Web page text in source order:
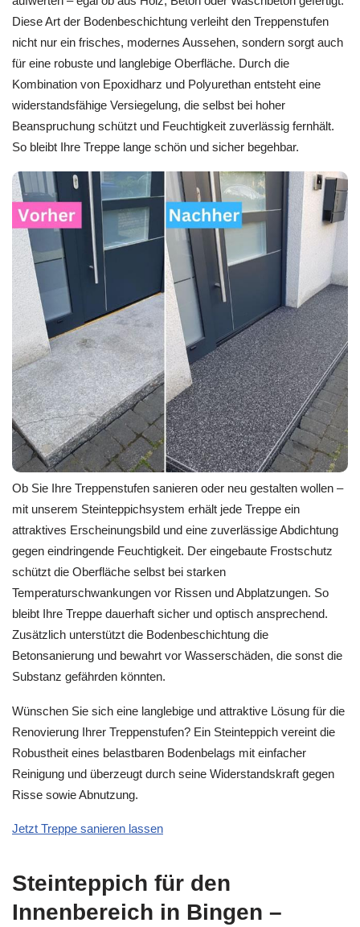
Diese Art der Bodenbeschichtung verleiht den Treppenstufen
nicht nur ein frisches, modernes Aussehen, sondern sorgt auch
für eine robuste und langlebige Oberfläche. Durch die
Kombination von Epoxidharz und Polyurethan entsteht eine
widerstandsfähige Versiegelung, die selbst bei hoher
Beanspruchung schützt und Feuchtigkeit zuverlässig fernhält.
So bleibt Ihre Treppe lange schön und sicher begehbar.
Ob Sie Ihre Treppenstufen sanieren oder neu gestalten wollen –
mit unserem Steinteppichsystem erhält jede Treppe ein
attraktives Erscheinungsbild und eine zuverlässige Abdichtung
gegen eindringende Feuchtigkeit. Der eingebaute Frostschutz
schützt die Oberfläche selbst bei starken
Temperaturschwankungen vor Rissen und Abplatzungen. So
bleibt Ihre Treppe dauerhaft sicher und optisch ansprechend.
Zusätzlich unterstützt die Bodenbeschichtung die
Betonsanierung und bewahrt vor Wasserschäden, die sonst die
Substanz gefährden könnten.
Wünschen Sie sich eine langlebige und attraktive Lösung für die
Renovierung Ihrer Treppenstufen? Ein Steinteppich vereint die
Robustheit eines belastbaren Bodenbelags mit einfacher
Reinigung und überzeugt durch seine Widerstandskraft gegen
Risse sowie Abnutzung.
Jetzt Treppe sanieren lassen
Steinteppich für den
Innenbereich in Bingen –